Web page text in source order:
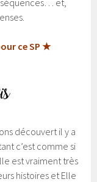
et,
ce SP ★
découvert il y a
c’est comme si
est vraiment très
histoires et Elle